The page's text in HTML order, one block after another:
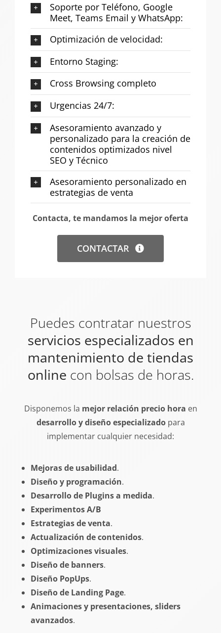
Soporte por Teléfono, Google
Meet, Teams Email y WhatsApp:
Optimización de velocidad:
Entorno Staging:
Cross Browsing completo
Urgencias 24/7:
Asesoramiento avanzado y
personalizado para la creación de
contenidos optimizados nivel
SEO y Técnico
Asesoramiento personalizado en
estrategias de venta
Contacta, te mandamos la mejor oferta
CONTACTAR
Puedes contratar nuestros
servicios especializados en
mantenimiento de tiendas
online con bolsas de horas.
Disponemos la mejor relación precio hora en
desarrollo y diseño especializadopara
implementar cualquier necesidad:
Mejoras de usabilidad.
Diseño y programación.
Desarrollo de Plugins a medida.
Experimentos A/B
Estrategias de venta.
Actualización de contenidos.
Optimizaciones visuales.
Diseño de banners.
Diseño PopUps.
Diseño de Landing Page.
Animaciones y presentaciones, sliders
avanzados.